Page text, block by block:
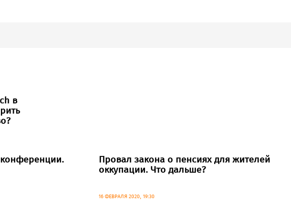
в
Провал закона о пенсиях для жителей
оккупации. Что дальше?
16 ФЕВРАЛЯ 2020, 19:30